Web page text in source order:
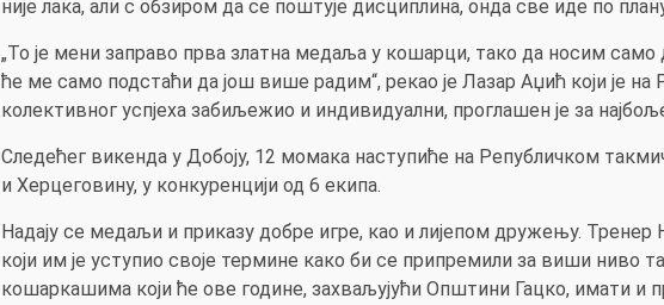
није лака, али с обзиром да се поштује дисциплина, онда све иде по
„То је мени заправо прва златна медаља у кошарци, тако да носим
ће ме само подстаћи да још више радим“, рекао је Лазар Аџић који је
колективног успјеха забиљежио и индивидуални, проглашен је за
Следећег викенда у Добоју, 12 момака наступиће на Републичком
и Херцеговину, у конкуренцији од 6 екипа.
Надају се медаљи и приказу добре игре, као и лијепом дружењу. Тренер
који им је уступио своје термине како би се припремили за виши ниво
кошаркашима који ће ове године, захваљујући Општини Гацко, имати и